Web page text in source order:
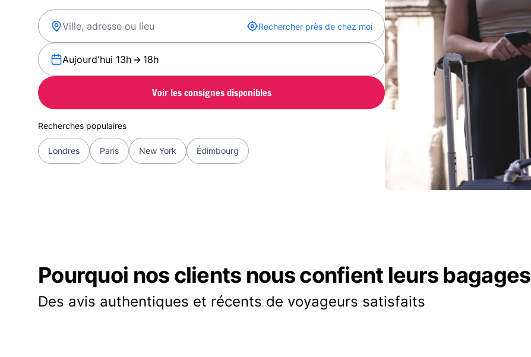
Rechercher près de chez moi
Aujourd'hui 13h 18h
Voir les consignes disponibles
Recherches populaires
Londres Paris New York Édimbourg
Pourquoi nos clients nous confient leurs bagages
Des avis authentiques et récents de voyageurs satisfaits